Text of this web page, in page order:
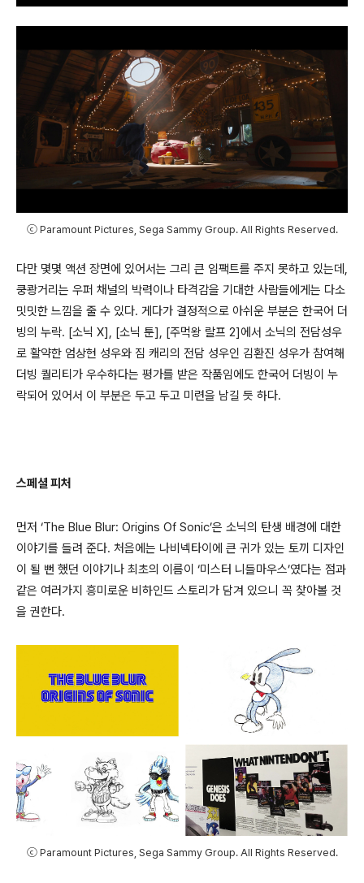
ⓒ Paramount Pictures, Sega Sammy Group. All Rights Reserved.
다만 몇몇 액션 장면에 있어서는 그리 큰 임팩트를 주지 못하고 있는데 ,
쿵쾅거리는 우퍼 채널의 박력이나 타격감을 기대한 사람들에게는 다소
밋밋한 느낌을 줄 수 있다. 게다가 결정적으로 아쉬운 부분은 한국어 더
빙의 누락. [소닉 X], [소닉 툰], [주먹왕 랄프 2]에서 소닉의 전담성우
로 활약한 엄상현 성우와 짐 캐리의 전담 성우인 김환진 성우가 참여해
더빙 퀄리티가 우수하다는 평가를 받은 작품임에도 한국어 더빙이 누
락되어 있어서 이 부분은 두고 두고 미련을 남길 듯 하다.
스페셜 피처
먼저 ‘The Blue Blur: Origins Of Sonic’은 소닉의 탄생 배경에 대한
이야기를 들려 준다. 처음에는 나비넥타이에 큰 귀가 있는 토끼 디자인
이 될 뻔 했던 이야기나 최초의 이름이 ‘미스터 니들마우스’였다는 점과
같은 여러가지 흥미로운 비하인드 스토리가 담겨 있으니 꼭 찾아볼 것
을 권한다.
ⓒ Paramount Pictures, Sega Sammy Group. All Rights Reserved.